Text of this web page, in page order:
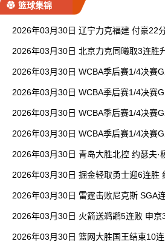
篮球集锦
2026年03月30日 辽宁力克福建 付豪22
2026年03月30日 北京力克同曦取3连胜
2026年03月30日 WCBA季后赛1/4决赛
2026年03月30日 WCBA季后赛1/4决赛
2026年03月30日 WCBA季后赛1/4决赛
2026年03月30日 WCBA季后赛1/4决赛
2026年03月30日 青岛大胜北控 约瑟夫·
2026年03月30日 掘金轻取勇士迎6连胜
2026年03月30日 雷霆击败尼克斯 SGA
2026年03月30日 火箭送鹈鹕5连败 申京
2026年03月30日 篮网大胜国王结束10连